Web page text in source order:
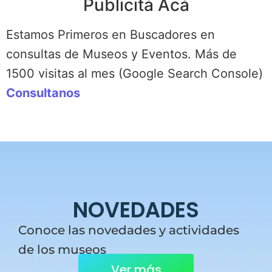
Publicitá Acá
Estamos Primeros en Buscadores en
consultas de Museos y Eventos. Más de
1500 visitas al mes (Google Search Console)
Consultanos
NOVEDADES
Conoce las novedades y actividades
de los museos